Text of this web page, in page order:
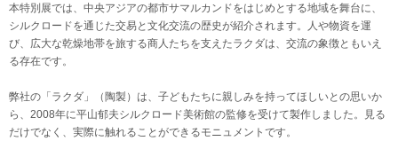
本特別展では、中央アジアの都市サマルカンドをはじめとする地域を舞台に、
シルクロードを通じた交易と文化交流の歴史が紹介されます。人や物資を運
び、広大な乾燥地帯を旅する商人たちを支えたラクダは、交流の象徴ともいえ
る存在です。
弊社の「ラクダ」（陶製）は、子どもたちに親しみを持ってほしいとの思いか
ら、2008年に平山郁夫シルクロード美術館の監修を受けて製作しました。見る
だけでなく、実際に触れることができるモニュメントです。